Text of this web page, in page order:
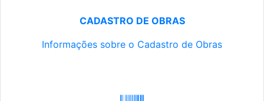
CADASTRO DE OBRAS
Informações sobre o Cadastro de Obras